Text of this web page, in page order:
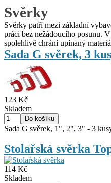
Svěrky
Svěrky patří mezi základní
práci bez nežádoucího posunu.
spolehlivě chrání upínaný
Sada G svěrek, 3
123 Kč
Skladem
Sada G svěrek, 1", 2", 3" - 3
Stolařská svěrka
114 Kč
Skladem